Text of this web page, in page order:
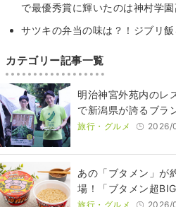
で最優秀賞に輝いたのは神村学
サツキの弁当の味は？！ジブリ
カテゴリー記事一覧
明治神宮外苑内のレ
で新潟県が誇るブラ
旅行・グルメ 2026/
あの「ブタメン」が
場！「ブタメン超
旅行・グルメ 2026/